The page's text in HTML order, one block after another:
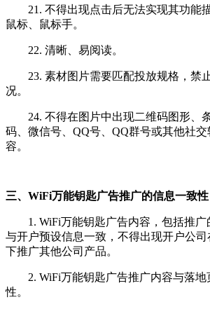
21. 不得出现点击后无法实现其功能
鼠标、鼠标手。
22. 清晰、易阅读。
23. 素材图片需要匹配投放规格，禁
况。
24. 不得在图片中出现二维码图形、
码、微信号、QQ号、QQ群号或其他社
容。
三、WiFi万能钥匙广告推广的信息一致性
1. WiFi万能钥匙广告内容，包括推
与开户预设信息一致，不得出现开户公
下推广其他公司产品。
2. WiFi万能钥匙广告推广内容与落
性。